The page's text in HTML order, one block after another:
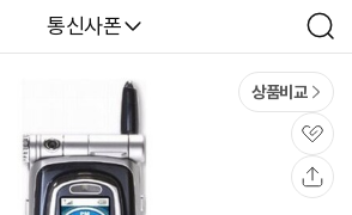
다나와
통신사폰
검
색
상품비교
관
심